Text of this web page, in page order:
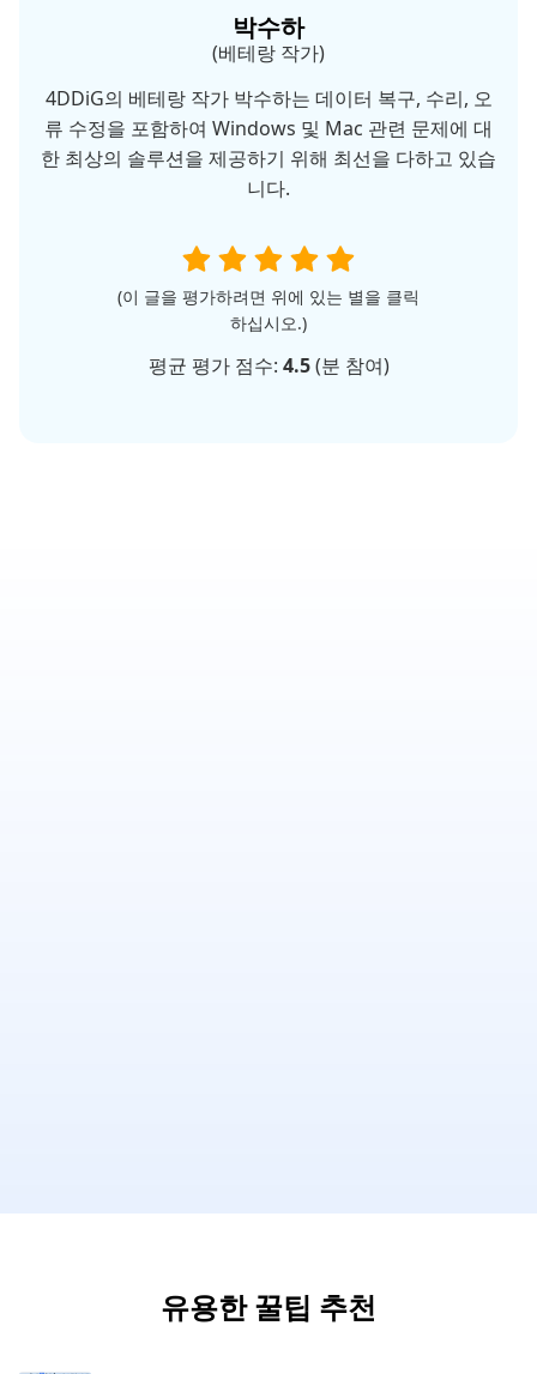
박수하
(베테랑 작가)
4DDiG의 베테랑 작가 박수하는 데이터 복구, 수리, 오
류 수정을 포함하여 Windows 및 Mac 관련 문제에 대
한 최상의 솔루션을 제공하기 위해 최선을 다하고 있습
니다.
(이 글을 평가하려면 위에 있는 별을 클릭
하십시오.)
평균 평가 점수: 4.5(분 참여)
유용한 꿀팁 추천